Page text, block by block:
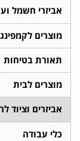
אביזרי חשמל
מוצרים לקמפינג
תאורת בטיחות
מוצרים לבית
אביזרים וציוד
כלי עבודה